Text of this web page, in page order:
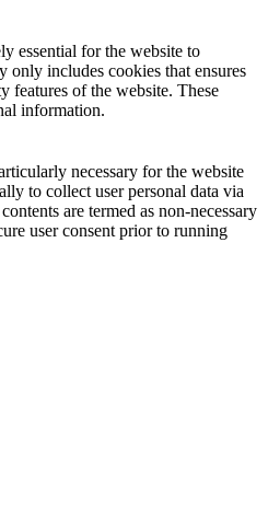
essential for the website to
only includes cookies that ensures
features of the website. These
information.
necessary for the website
to collect user personal data via
are termed as non-necessary
user consent prior to running